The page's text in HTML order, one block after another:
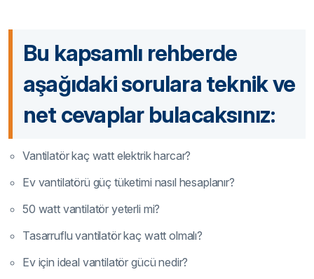
Bu kapsamlı rehberde
aşağıdaki sorulara teknik ve
net cevaplar bulacaksınız:
Vantilatör kaç watt elektrik harcar?
Ev vantilatörü güç tüketimi nasıl hesaplanır?
50 watt vantilatör yeterli mi?
Tasarruflu vantilatör kaç watt olmalı?
Ev için ideal vantilatör gücü nedir?